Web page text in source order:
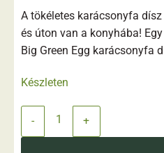
A tökéletes karácsonyfa
és úton van a konyhába!
Big Green Egg karácsonyfa
Készleten
BGE Fanshop - SANTA